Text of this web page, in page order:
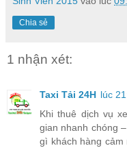
Chia sẻ
1 nhận xét:
Taxi Tải 24H lúc
Khi thuê dịch vụ
gian nhanh chóng
gì khách hàng